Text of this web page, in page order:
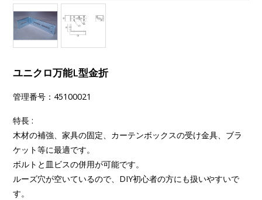
ユニクロ万能L型金折
管理番号：45100021
特長 :
木材の補強、家具の固定、カーテンボックスの受け金具、ブラ
ケット等に最適です。
ボルトと皿ビスの併用が可能です。
ルーズ穴が空いているので、DIY初心者の方にも扱いやすいで
す。